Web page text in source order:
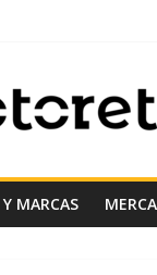
MARCAS